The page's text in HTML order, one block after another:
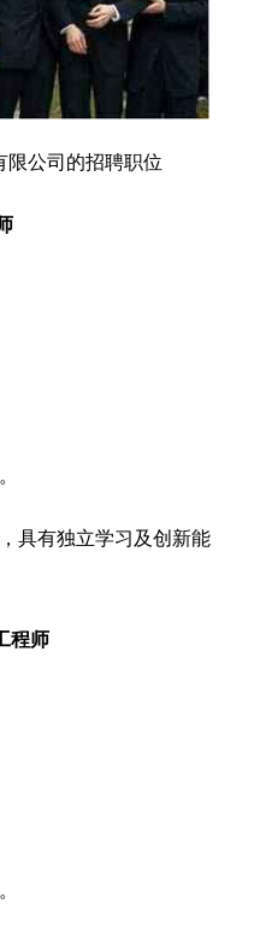
限公司的招聘职位
具有独立学习及创新能
程师